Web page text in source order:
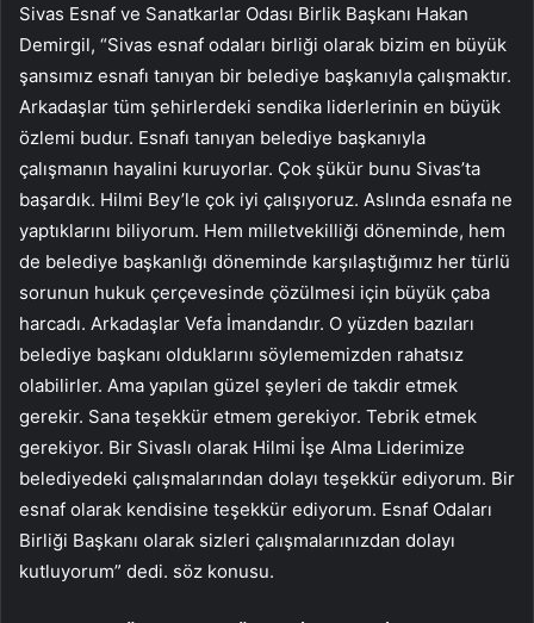
Sivas Esnaf ve Sanatkarlar Odası Birlik Başkanı Hakan
Demirgil, “Sivas esnaf odaları birliği olarak bizim en büyük
şansımız esnafı tanıyan bir belediye başkanıyla çalışmaktır.
Arkadaşlar tüm şehirlerdeki sendika liderlerinin en büyük
özlemi budur. Esnafı tanıyan belediye başkanıyla
çalışmanın hayalini kuruyorlar. Çok şükür bunu Sivas’ta
başardık. Hilmi Bey’le çok iyi çalışıyoruz. Aslında esnafa ne
yaptıklarını biliyorum. Hem milletvekilliği döneminde, hem
de belediye başkanlığı döneminde karşılaştığımız her türlü
sorunun hukuk çerçevesinde çözülmesi için büyük çaba
harcadı. Arkadaşlar Vefa İmandandır. O yüzden bazıları
belediye başkanı olduklarını söylememizden rahatsız
olabilirler. Ama yapılan güzel şeyleri de takdir etmek
gerekir. Sana teşekkür etmem gerekiyor. Tebrik etmek
gerekiyor. Bir Sivaslı olarak Hilmi İşe Alma Liderimize
belediyedeki çalışmalarından dolayı teşekkür ediyorum. Bir
esnaf olarak kendisine teşekkür ediyorum. Esnaf Odaları
Birliği Başkanı olarak sizleri çalışmalarınızdan dolayı
kutluyorum” dedi. söz konusu.